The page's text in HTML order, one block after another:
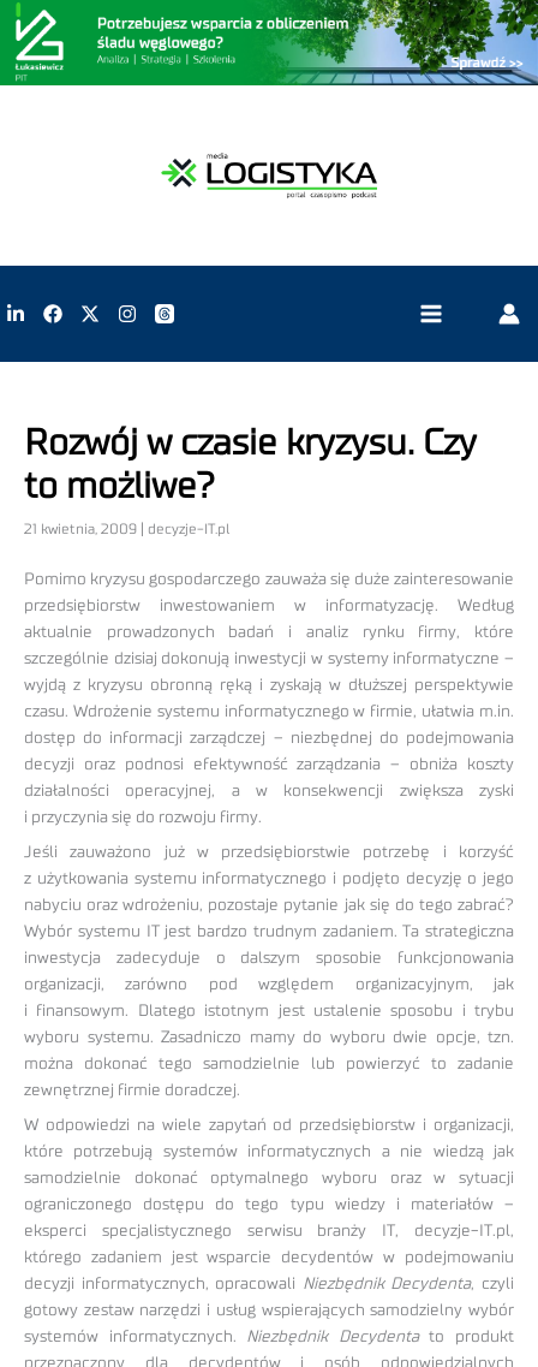
Rozwój w czasie kryzysu. Czy
to możliwe?
21 kwietnia, 2009 | decyzje-IT.pl
Pomimo kryzysu gospodarczego zauważa się duże zainteresowanie
przedsiębiorstw inwestowaniem w informatyzację. Według
aktualnie prowadzonych badań i analiz rynku firmy, które
szczególnie dzisiaj dokonują inwestycji w systemy informatyczne –
wyjdą z kryzysu obronną ręką i zyskają w dłuższej perspektywie
czasu. Wdrożenie systemu informatycznego w firmie, ułatwia m.in.
dostęp do informacji zarządczej – niezbędnej do podejmowania
decyzji oraz podnosi efektywność zarządzania – obniża koszty
działalności operacyjnej, a w konsekwencji zwiększa zyski
i przyczynia się do rozwoju firmy.
Jeśli zauważono już w przedsiębiorstwie potrzebę i korzyść
z użytkowania systemu informatycznego i podjęto decyzję o jego
nabyciu oraz wdrożeniu, pozostaje pytanie jak się do tego zabrać?
Wybór systemu IT jest bardzo trudnym zadaniem. Ta strategiczna
inwestycja zadecyduje o dalszym sposobie funkcjonowania
organizacji, zarówno pod względem organizacyjnym, jak
i finansowym. Dlatego istotnym jest ustalenie sposobu i trybu
wyboru systemu. Zasadniczo mamy do wyboru dwie opcje, tzn.
można dokonać tego samodzielnie lub powierzyć to zadanie
zewnętrznej firmie doradczej.
W odpowiedzi na wiele zapytań od przedsiębiorstw i organizacji,
które potrzebują systemów informatycznych a nie wiedzą jak
samodzielnie dokonać optymalnego wyboru oraz w sytuacji
ograniczonego dostępu do tego typu wiedzy i materiałów –
eksperci specjalistycznego serwisu branży IT, decyzje-IT.pl,
którego zadaniem jest wsparcie decydentów w podejmowaniu
decyzji informatycznych, opracowali Niezbędnik Decydenta, czyli
gotowy zestaw narzędzi i usług wspierających samodzielny wybór
systemów informatycznych. Niezbędnik Decydentato produkt
przeznaczony dla decydentów i osób odpowiedzialnych